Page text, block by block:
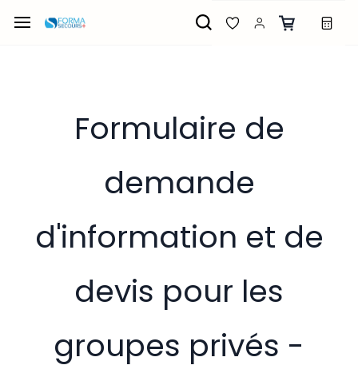
au
Formulaire de
demande
d'information et de
devis pour les
groupes privés -